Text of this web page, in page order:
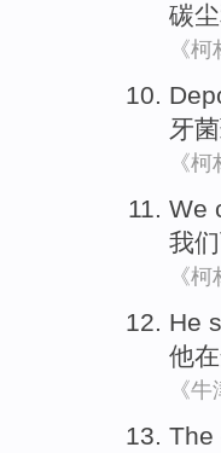
碳尘
《
牙
《
We
我们
《
He
他在
《
The